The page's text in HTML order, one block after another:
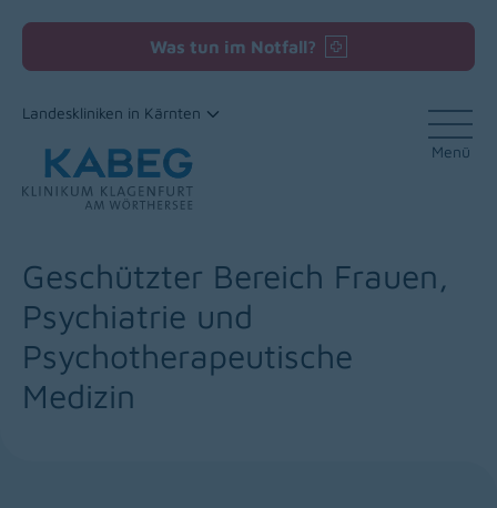
Was tun im Notfall?
Landeskliniken in Kärnten
Menü
Geschützter Bereich Frauen,
Psychiatrie und
Psychotherapeutische
Medizin